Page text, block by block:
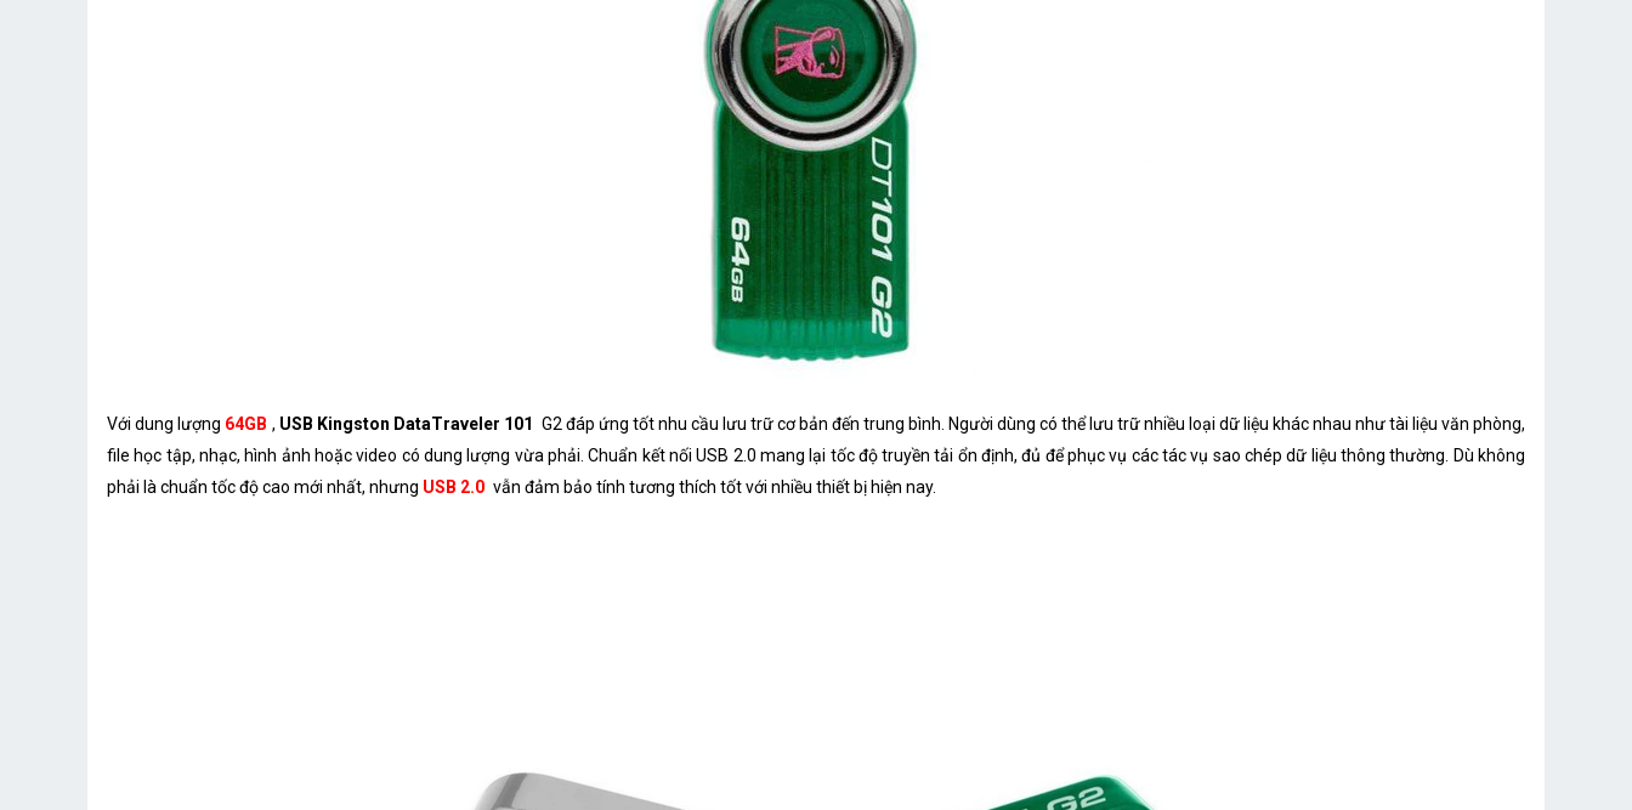
Với dung lượng 64GB , USB Kingston DataTraveler 101 G2 đáp ứng tốt nhu cầu lưu trữ cơ bản đến trung bình. Người dùng có thể lưu trữ nhiều loại dữ liệu khác nhau như tài liệu văn phòng,
file học tập, nhạc, hình ảnh hoặc video có dung lượng vừa phải. Chuẩn kết nối USB 2.0 mang lại tốc độ truyền tải ổn định, đủ để phục vụ các tác vụ sao chép dữ liệu thông thường. Dù không
phải là chuẩn tốc độ cao mới nhất, nhưng USB 2.0 vẫn đảm bảo tính tương thích tốt với nhiều thiết bị hiện nay.